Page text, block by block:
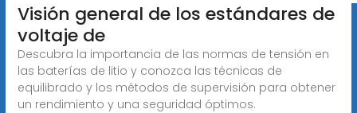
Visión general de los estándares de
voltaje de
Descubra la importancia de las normas de tensión en
las baterías de litio y conozca las técnicas de
equilibrado y los métodos de supervisión para obtener
un rendimiento y una seguridad óptimos.